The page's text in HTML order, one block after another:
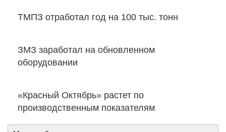
ТМПЗ отработал год на 100 тыс. тонн
ЗМЗ заработал на обновленном
оборудовании
«Красный Октябрь» растет по
производственным показателям